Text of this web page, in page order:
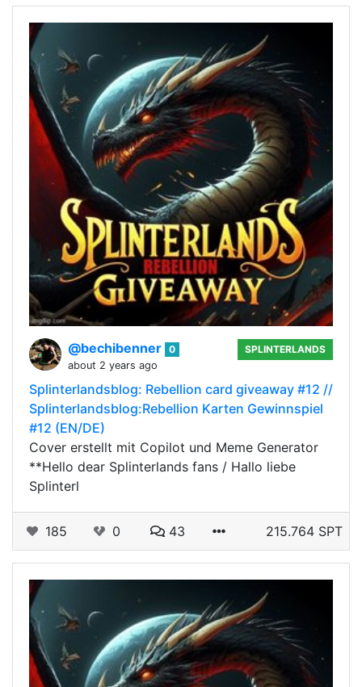
@bechibenner 0
about 2 years ago
SPLINTERLANDS
Splinterlandsblog: Rebellion card giveaway #12 //
Splinterlandsblog:Rebellion Karten Gewinnspiel
#12 (EN/DE)
Cover erstellt mit Copilot und Meme Generator
**Hello dear Splinterlands fans / Hallo liebe
Splinterl
185 0 43 215.764 SPT